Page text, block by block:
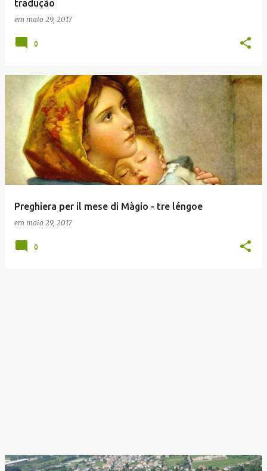
tradução
em maio 29, 2017
0
Preghiera per il mese di Màgio - tre léngoe
em maio 29, 2017
0